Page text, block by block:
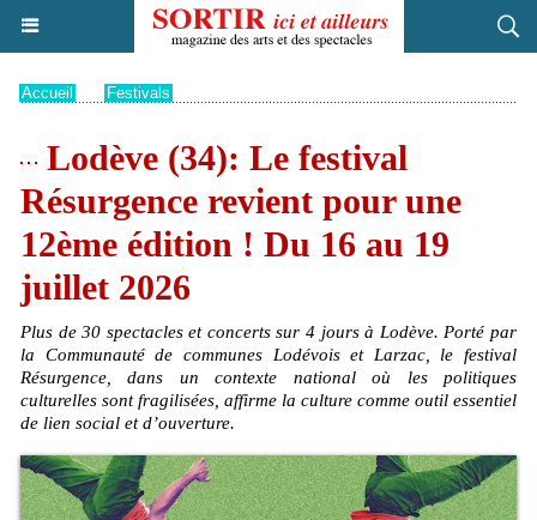
Accueil Festivals
Lodève (34): Le festival
Résurgence revient pour une
12ème édition ! Du 16 au 19
juillet 2026
Plus de 30 spectacles et concerts sur 4 jours à Lodève. Porté par
la Communauté de communes Lodévois et Larzac, le festival
Résurgence, dans un contexte national où les politiques
culturelles sont fragilisées, affirme la culture comme outil essentiel
de lien social et d’ouverture.